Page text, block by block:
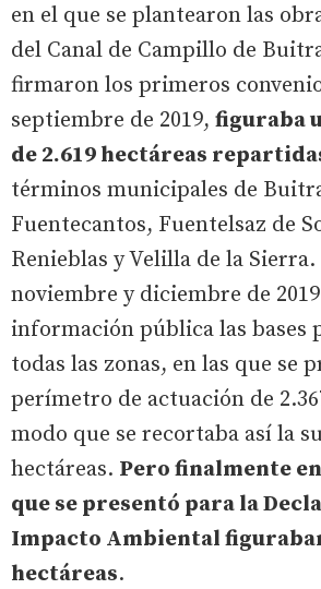
en el que se plantearon las
del Canal de Campillo de
firmaron los primeros
septiembre de 2019, figuraba
de 2.619 hectáreas
términos municipales de
Fuentecantos, Fuentelsaz de
Renieblas y Velilla de la
noviembre y diciembre de
información pública las bases
todas las zonas, en las que se
perímetro de actuación de
modo que se recortaba así la
hectáreas. Pero finalmente
que se presentó para la
Impacto Ambiental
hectáreas.